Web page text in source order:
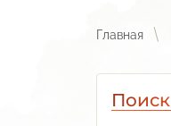
Главная